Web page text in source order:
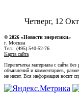
Четверг, 12
© 2026 «Новости энеретики»
г. Москва
Тел.: (495) 540-52-76
Карта сайта
Перепечатка материала с сайта
объявлений и комментариев,
не несет. Вся информация носит